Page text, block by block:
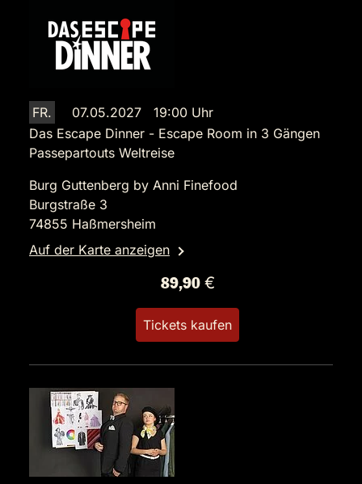
FR.
07.05.2027 19:00 Uhr
Das Escape Dinner - Escape Room in 3 Gängen
Passepartouts Weltreise
Burg Guttenberg by Anni Finefood
Burgstraße 3
74855 Haßmersheim
Auf der Karte anzeigen
89,90 €
Tickets kaufen